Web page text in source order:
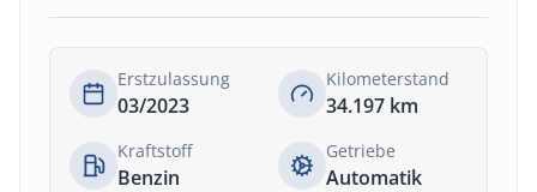
Erstzulassung
03/2023
Kilometerstand
34.197 km
Kraftstoff
Benzin
Getriebe
Automatik